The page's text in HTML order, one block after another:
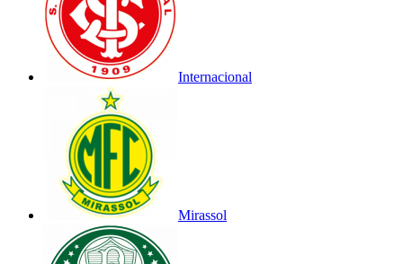
Internacional
Mirassol